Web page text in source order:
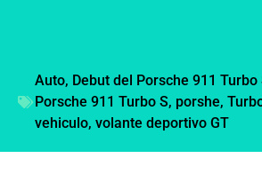
Auto, Debut del Porsche 911 Turbo
Porsche 911 Turbo S, porshe,
vehiculo, volante deportivo GT